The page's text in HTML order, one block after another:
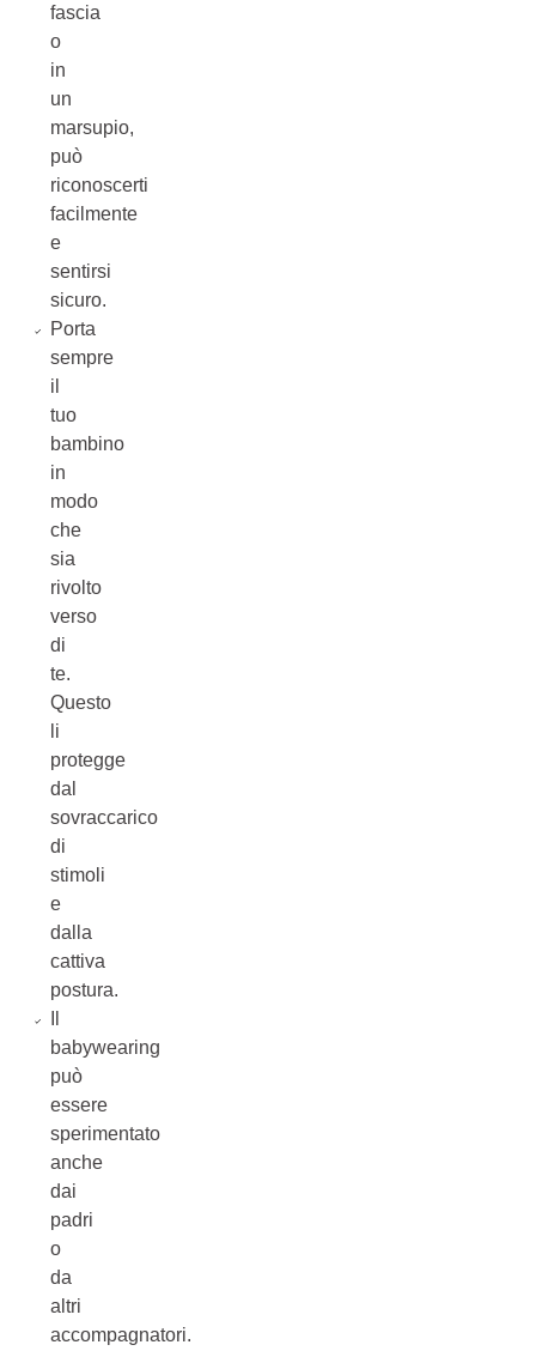
fascia
o
in
un
marsupio,
può
riconoscerti
facilmente
e
sentirsi
sicuro.
Porta
sempre
il
tuo
bambino
in
modo
che
sia
rivolto
verso
di
te.
Questo
li
protegge
dal
sovraccarico
di
stimoli
e
dalla
cattiva
postura.
babywearing
può
essere
sperimentato
anche
dai
padri
o
da
altri
accompagnatori.